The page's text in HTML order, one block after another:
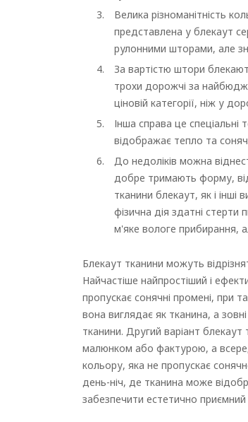
Велика різноманітність
представлена у блекаут
рулонними шторами, але
За вартістю штори
трохи дорожчі за
ціновій категорії, ніж у
Інша справа це
відображає тепло та
До недоліків можна
добре тримають форму,
тканини блекаут, як і
фізична дія здатні
м'яке вологе прибирання,
Блекаут тканини можуть
Найчастіше найпростіший і
пропускає сонячні промені, при
вона виглядає як тканина, а
тканини. Другий варіант
малюнком або фактурою, а
кольору, яка не пропускає
день-ніч, де тканина може
забезпечити естетично